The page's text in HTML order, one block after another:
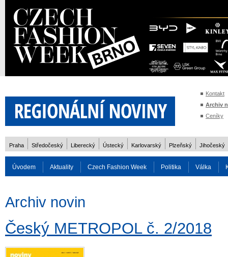
Kontakt
Archiv
Ceníky
Praha Středočeský Liberecký Ústecký Karlovarský Plzeňský Jihočeský
Úvodem Aktuality Czech Fashion Week Politika Válka
Rozhovory
Archiv novin
Český METROPOL č. 2/2018